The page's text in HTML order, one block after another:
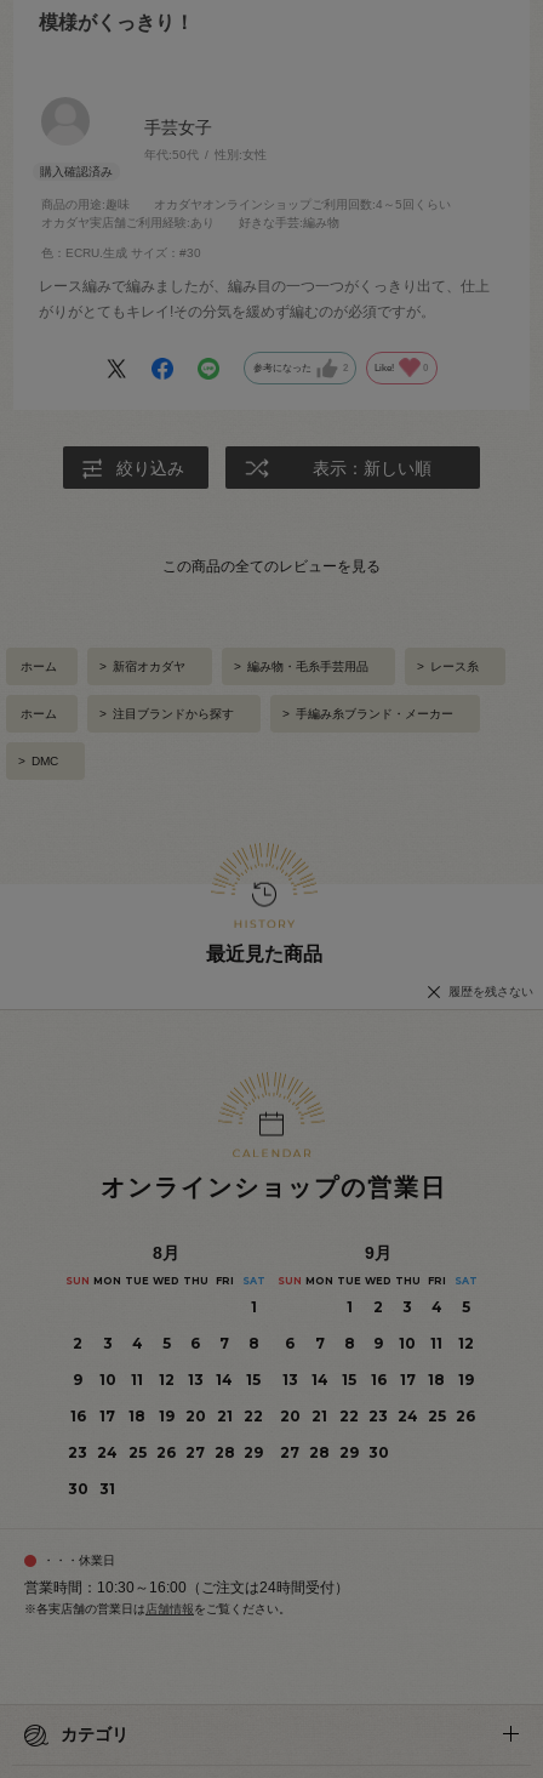
手芸女子
年代:50代 性別:女性
商品の用途:趣味 オカダヤオンラインショップご利用回数:4～5回くらい
オカダヤ実店舗ご利用経験:あり 好きな手芸:編み物
色：ECRU.生成 サイズ：#30
模様がくっきり！
レース編みで編みましたが、編み目の一つ一つがくっきり出て、仕上
がりがとてもキレイ!その分気を緩めず編むのが必須ですが。
参考になった 2 Like! 0
絞り込み 表示：新しい順
この商品の全てのレビューを見る
ホーム > 新宿オカダヤ > 編み物・毛糸手芸用品 > レース糸
ホーム > 注目ブランドから探す > 手編み糸ブランド・メーカー
> DMC
最近見た商品
履歴を残さない
オンラインショップの営業日
8月
SUN MON TUE WED THU FRI SAT
1
2
3 4 5 6 7
8
9
10 11 12 13 14
15
16
17 18 19 20 21
22
23
24 25 26 27 28 29
30
31
9月
SUN MON TUE WED THU FRI SAT
1 2 3 4
5
6
7 8 9 10 11
12
13
14 15 16 17 18
19
20
21 22 23 24 25
26
27 28 29 30
・・・休業日
営業時間：10:30～16:00（ご注文は24時間受付）
※各実店舗の営業日は 店舗情報をご覧ください。
カテゴリ